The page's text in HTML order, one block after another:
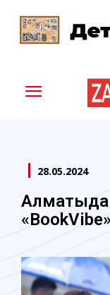
28.05.2024
Алматыда